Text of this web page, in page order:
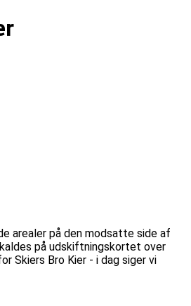
arealer på den modsatte side af
på udskiftningskortet over
Skiers Bro Kier - i dag siger vi